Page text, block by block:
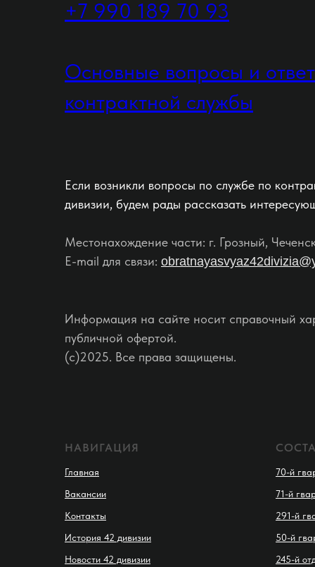
+7 990 189 70 93
Основные вопросы и
контрактной службы
Если возникли вопросы по службе по
дивизии, будем рады рассказать
Местонахождение части: г. Грозный,
E-mail для связи:
Информация на сайте носит справочный
публичной офертой.
(c)2025. Все права защищены.
НАВИГАЦИЯ
Главная
Вакансии
Контакты
История 42 дивизии
Новости 42 дивизии
70-й
71-й
291-й
50-й
245-й